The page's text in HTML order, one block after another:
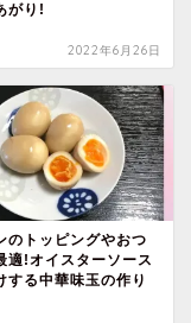
がり!
2022年6月26日
のトッピングやおつ
適!オイスターソース
する中華味玉の作り